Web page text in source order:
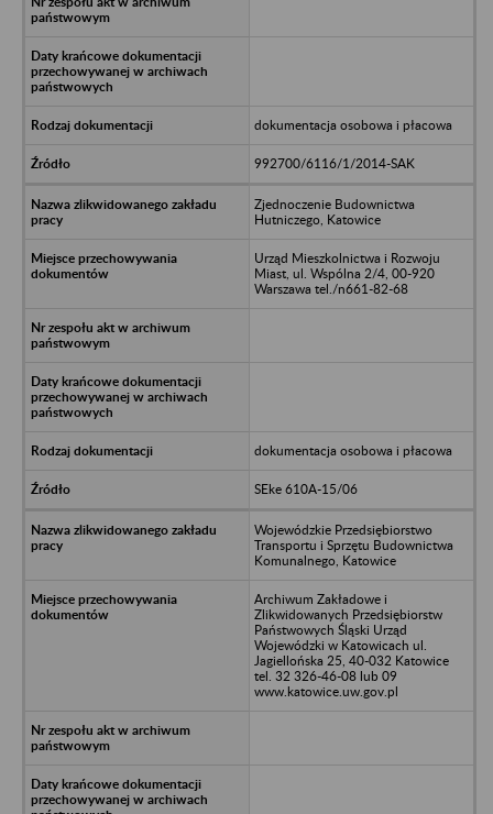
dokumentacja osobowa i płacowa
992700/6116/1/2014-SAK
Zjednoczenie Budownictwa
Hutniczego, Katowice
Urząd Mieszkolnictwa i Rozwoju
Miast, ul. Wspólna 2/4, 00-920
Warszawa tel./n661-82-68
dokumentacja osobowa i płacowa
SEke 610A-15/06
Wojewódzkie Przedsiębiorstwo
Transportu i Sprzętu Budownictwa
Komunalnego, Katowice
Archiwum Zakładowe i
Zlikwidowanych Przedsiębiorstw
Państwowych Śląski Urząd
Wojewódzki w Katowicach ul.
Jagiellońska 25, 40-032 Katowice
tel. 32 326-46-08 lub 09
www.katowice.uw.gov.pl